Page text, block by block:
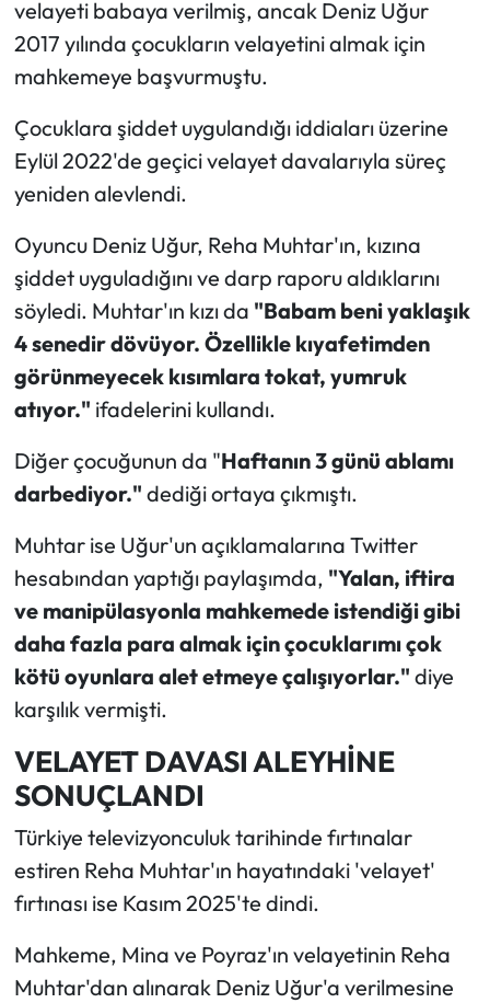
velayeti babaya verilmiş, ancak Deniz Uğur
2017 yılında çocukların velayetini almak için
mahkemeye başvurmuştu.
Çocuklara şiddet uygulandığı iddiaları üzerine
Eylül 2022'de geçici velayet davalarıyla süreç
yeniden alevlendi.
Oyuncu Deniz Uğur, Reha Muhtar'ın, kızına
şiddet uyguladığını ve darp raporu aldıklarını
söyledi. Muhtar'ın kızı da "Babam beni yaklaşık
4 senedir dövüyor. Özellikle kıyafetimden
görünmeyecek kısımlara tokat, yumruk
atıyor." ifadelerini kullandı.
Diğer çocuğunun da "Haftanın 3 günü ablamı
darbediyor." dediği ortaya çıkmıştı.
Muhtar ise Uğur'un açıklamalarına Twitter
hesabından yaptığı paylaşımda, "Yalan, iftira
ve manipülasyonla mahkemede istendiği gibi
daha fazla para almak için çocuklarımı çok
kötü oyunlara alet etmeye çalışıyorlar." diye
karşılık vermişti.
VELAYET DAVASI ALEYHİNE
SONUÇLANDI
Türkiye televizyonculuk tarihinde fırtınalar
estiren Reha Muhtar'ın hayatındaki 'velayet'
fırtınası ise Kasım 2025'te dindi.
Mahkeme, Mina ve Poyraz'ın velayetinin Reha
Muhtar'dan alınarak Deniz Uğur'a verilmesine